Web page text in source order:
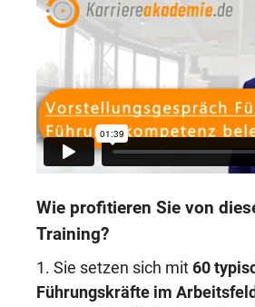
Wie profitieren Sie von
Training?
1. Sie setzen sich mit 60
Führungskräfte im